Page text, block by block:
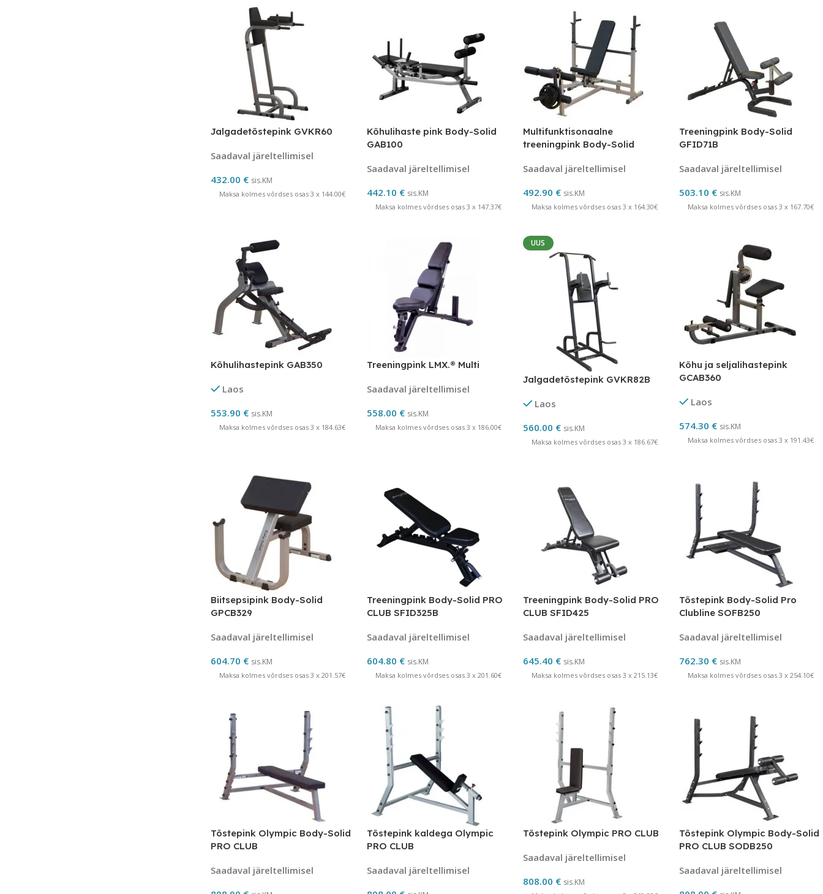
Jalgadetõstepink GVKR60
Saadaval järeltellimisel
432.00 € sis.KM
Maksa kolmes võrdses osas 3 x 144.00€
Kõhulihaste pink Body-Solid
GAB100
Saadaval järeltellimisel
442.10 € sis.KM
Maksa kolmes võrdses osas 3 x 147.37€
Multifunktisonaalne
treeningpink Body-Solid
Saadaval järeltellimisel
492.90 € sis.KM
Maksa kolmes võrdses osas 3 x 164.30€
Treeningpink Body-Solid
GFID71B
Saadaval järeltellimisel
503.10 € sis.KM
Maksa kolmes võrdses osas 3 x 167.70€
Kõhulihastepink GAB350
Laos
553.90 € sis.KM
Maksa kolmes võrdses osas 3 x 184.63€
Treeningpink LMX.® Multi
Saadaval järeltellimisel
558.00 € sis.KM
Maksa kolmes võrdses osas 3 x 186.00€
UUS
Jalgadetõstepink GVKR82B
Laos
560.00 € sis.KM
Maksa kolmes võrdses osas 3 x 186.67€
Kõhu ja seljalihastepink
GCAB360
Laos
574.30 € sis.KM
Maksa kolmes võrdses osas 3 x 191.43€
Biitsepsipink Body-Solid
GPCB329
Saadaval järeltellimisel
604.70 € sis.KM
Maksa kolmes võrdses osas 3 x 201.57€
Treeningpink Body-Solid PRO
CLUB SFID325B
Saadaval järeltellimisel
604.80 € sis.KM
Maksa kolmes võrdses osas 3 x 201.60€
Treeningpink Body-Solid PRO
CLUB SFID425
Saadaval järeltellimisel
645.40 € sis.KM
Maksa kolmes võrdses osas 3 x 215.13€
Tõstepink Body-Solid Pro
Clubline SOFB250
Saadaval järeltellimisel
762.30 € sis.KM
Maksa kolmes võrdses osas 3 x 254.10€
Tõstepink Olympic Body-Solid
PRO CLUB
Saadaval järeltellimisel
Tõstepink kaldega Olympic
PRO CLUB
Saadaval järeltellimisel
Tõstepink Olympic PRO CLUB
Saadaval järeltellimisel
808.00 € sis.KM
Tõstepink Olympic Body-Solid
PRO CLUB SODB250
Saadaval järeltellimisel